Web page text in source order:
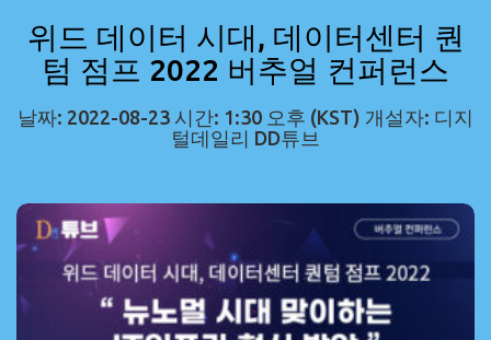
위드 데이터 시대, 데이터센터 퀀
텀 점프 2022 버추얼 컨퍼런스
날짜: 2022-08-23 시간: 1:30 오후 (KST) 개설자: 디지
털데일리 DD튜브